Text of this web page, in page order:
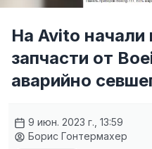
На Avito начали
запчасти от
аварийно
9 июн. 2023 г., 13:59
Борис Гонтермахер